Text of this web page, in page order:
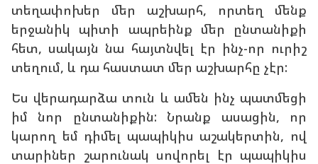
տեղափոխեր մեր աշխարհ, որտեղ մենք
երջանիկ պիտի ապրեինք մեր ընտանիքի
հետ, սակայն նա հայտնվել էր ինչ-որ ուրիշ
տեղում, և դա հաստատ մեր աշխարհը չէր:
Ես վերադարձա տուն և ամեն ինչ պատմեցի
իմ նոր ընտանիքին: Նրանք ասացին, որ
կարող եմ դիմել պապիկիս աշակերտին, ով
տարիներ շարունակ սովորել էր պապիկիս